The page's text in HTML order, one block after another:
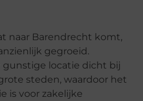
naar Barendrecht komt,
gegroeid.
locatie dicht bij
steden, waardoor het
is voor zakelijke